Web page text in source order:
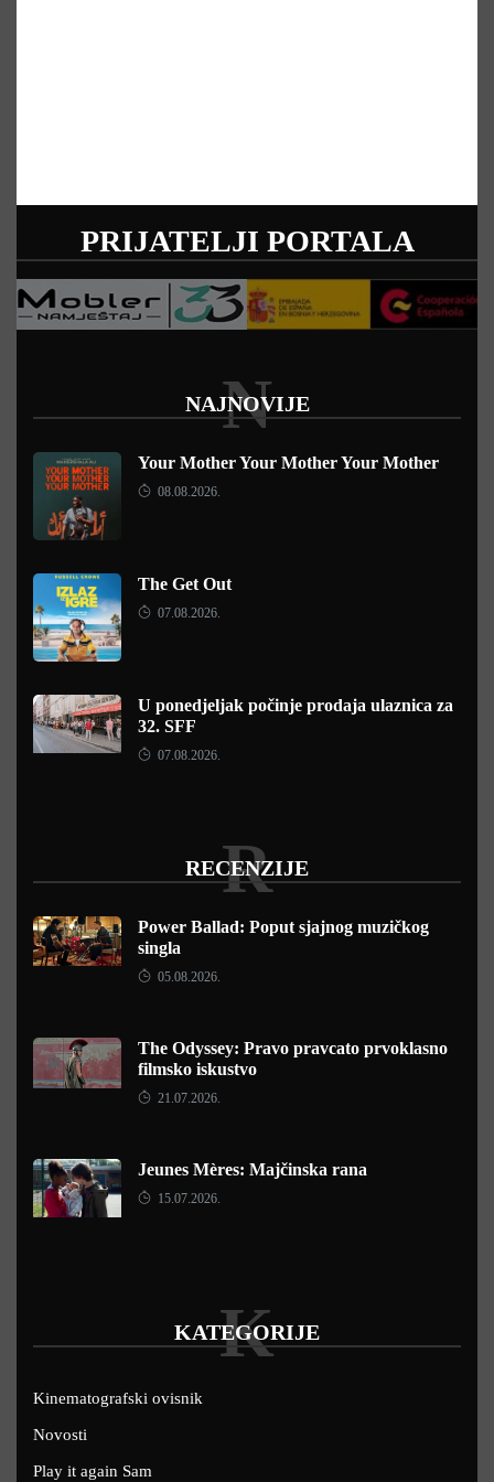
PRIJATELJI PORTALA
NAJNOVIJE
N
Your Mother Your Mother Your Mother
08.08.2026.
The Get Out
07.08.2026.
U ponedjeljak počinje prodaja ulaznica za
32. SFF
07.08.2026.
RECENZIJE
R
Power Ballad: Poput sjajnog muzičkog
singla
05.08.2026.
The Odyssey: Pravo pravcato prvoklasno
filmsko iskustvo
21.07.2026.
Jeunes Mères: Majčinska rana
15.07.2026.
KATEGORIJE
K
Kinematografski ovisnik
Novosti
Play it again Sam